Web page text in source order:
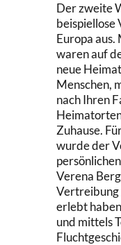
Der zweite
beispiellose
Europa
waren auf
neue
Menschen,
nach Ihren
Zuhause.
wurde der
Verena
Vertreibung
erlebt
und mittels